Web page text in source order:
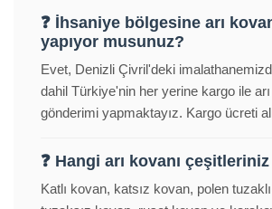
❓ İhsaniye bölgesine arı
yapıyor musunuz?
Evet, Denizli Çivril'deki
dahil Türkiye'nin her yerine kargo ile arı
gönderimi yapmaktayız. Kargo ücreti
❓ Hangi arı kovanı
Katlı kovan, katsız kovan, polen